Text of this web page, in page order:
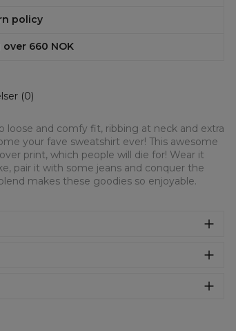
policy
660 NOK
(0)
loose and comfy fit, ribbing at neck and extra
your fave sweatshirt ever! This awesome
print, which people will die for! Wear it
pair it with some jeans and conquer the
makes these goodies so enjoyable.
nadrukiem z przodu i z tyłu.
szwy są kolorowe, aby zachować